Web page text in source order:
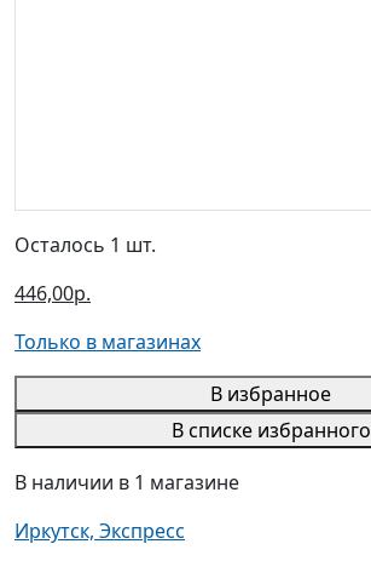
Осталось 1 шт.
446,00р.
Только в магазинах
В избранное
В списке избранного
В наличии в 1 магазине
Иркутск, Экспресс